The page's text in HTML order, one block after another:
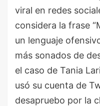
viral en redes
considera la frase
un lenguaje
más sonados de
el caso de Tania
usó su cuenta de
desapruebo por la